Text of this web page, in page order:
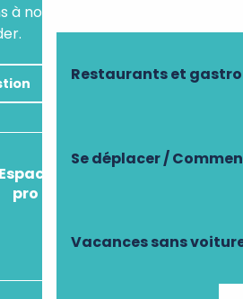
Restaurants et
Se déplacer /
Vacances sans
à notre assistant virtuel, il
Espace
pro
Comment venir